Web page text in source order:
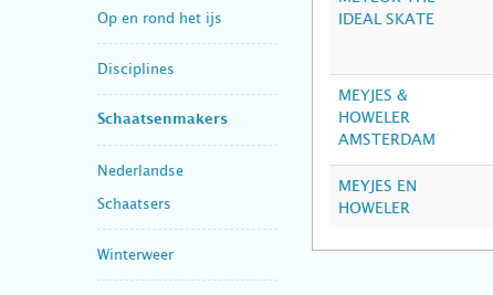
Op en rond het ijs
Disciplines
Schaatsenmakers
Nederlandse
Schaatsers
Winterweer
IDEAL SKATE
MEYJES &
HOWELER
AMSTERDAM
MEYJES EN
HOWELER